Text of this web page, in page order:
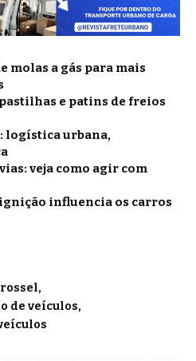
molas a gás para mais
e patins de freios
logística urbana,
veja como agir com
influencia os carros
de veículos